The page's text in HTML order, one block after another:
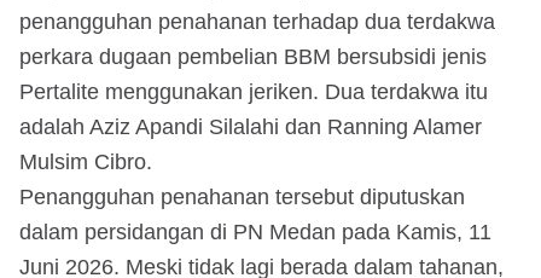
penangguhan penahanan terhadap dua terdakwa
perkara dugaan pembelian BBM bersubsidi jenis
Pertalite menggunakan jeriken. Dua terdakwa itu
adalah Aziz Apandi Silalahi dan Ranning Alamer
Mulsim Cibro.
Penangguhan penahanan tersebut diputuskan
dalam persidangan di PN Medan pada Kamis, 11
Juni 2026. Meski tidak lagi berada dalam tahanan,